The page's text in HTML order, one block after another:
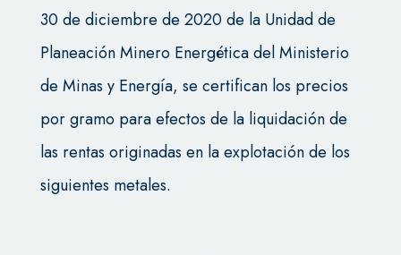
30 de diciembre de 2020 de la Unidad de
Planeación Minero Energética del Ministerio
de Minas y Energía, se certifican los precios
por gramo para efectos de la liquidación de
las rentas originadas en la explotación de los
siguientes metales.